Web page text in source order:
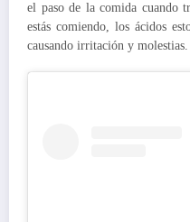
el paso de la comida cuando
estás comiendo, los ácidos
causando irritación y molestias.